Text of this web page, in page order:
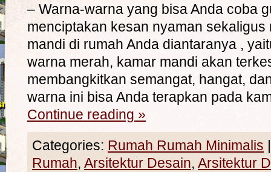
– Warna-warna yang bisa Anda coba
menciptakan kesan nyaman
mandi di rumah Anda diantaranya ,
warna merah, kamar mandi akan
membangkitkan semangat, hangat,
warna ini bisa Anda terapkan pada
Continue reading »
Categories: Rumah Rumah Minimalis |
Rumah, Arsitektur Desain, Arsitektur